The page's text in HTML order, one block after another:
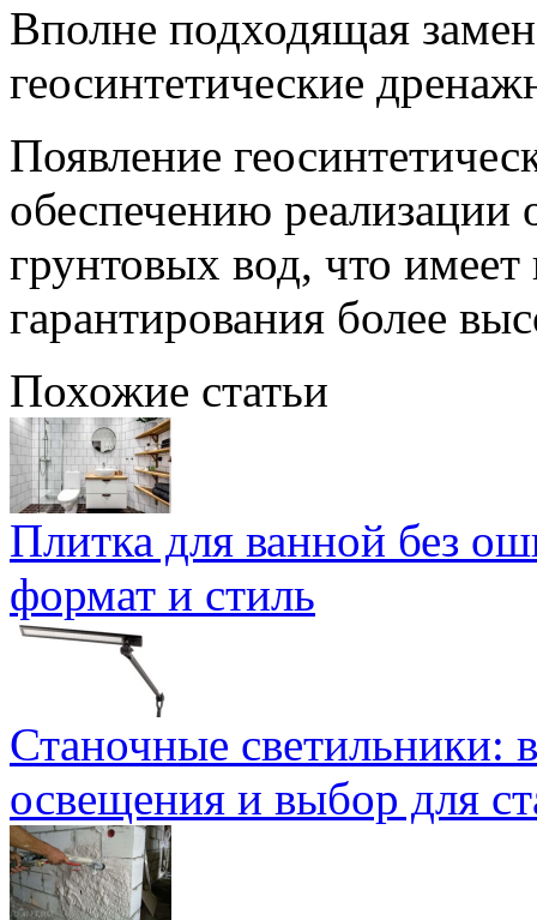
Вполне подходящая
геосинтетические
Появление
обеспечению реализации
грунтовых вод, что имеет
гарантирования более
Похожие статьи
Плитка для ванной без
формат и стиль
Станочные светильники:
освещения и выбор для